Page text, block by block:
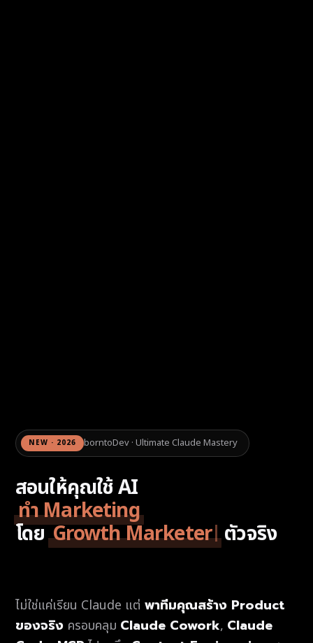
NEW · 2026 borntoDev · Ultimate Claude Mastery
สอนให้คุณใช้ AI
ทำ Marketing
โดยGrowth Marketer ตัวจริง
ไม่ใช่แค่เรียน Claude แต่ พาทีมคุณสร้าง Product
ของจริง ครอบคลุม Claude Cowork, Claude